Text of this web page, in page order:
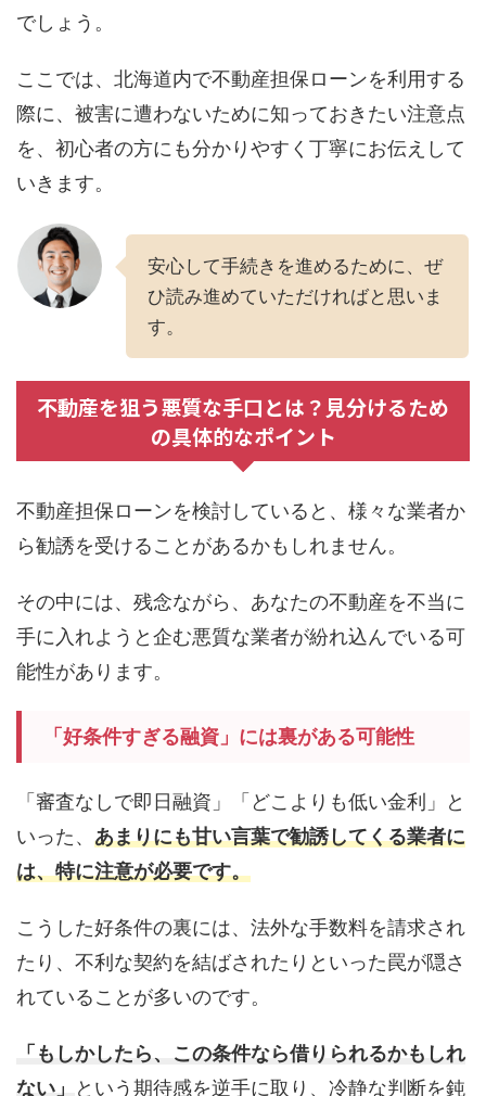
でしょう。
ここでは、北海道内で不動産担保ローンを利用する
際に、被害に遭わないために知っておきたい注意点
を、初心者の方にも分かりやすく丁寧にお伝えして
いきます。
安心して手続きを進めるために、ぜ
ひ読み進めていただければと思いま
す。
不動産を狙う悪質な手口とは？見分けるため
の具体的なポイント
不動産担保ローンを検討していると、様々な業者か
ら勧誘を受けることがあるかもしれません。
その中には、残念ながら、あなたの不動産を不当に
手に入れようと企む悪質な業者が紛れ込んでいる可
能性があります。
「好条件すぎる融資」には裏がある可能性
「審査なしで即日融資」「どこよりも低い金利」と
いった、 あまりにも甘い言葉で勧誘してくる業者に
は、特に注意が必要です。
こうした好条件の裏には、法外な手数料を請求され
たり、不利な契約を結ばされたりといった罠が隠さ
れていることが多いのです。
「もしかしたら、この条件なら借りられるかもしれ
ない」
という期待感を逆手に取り、冷静な判断を鈍